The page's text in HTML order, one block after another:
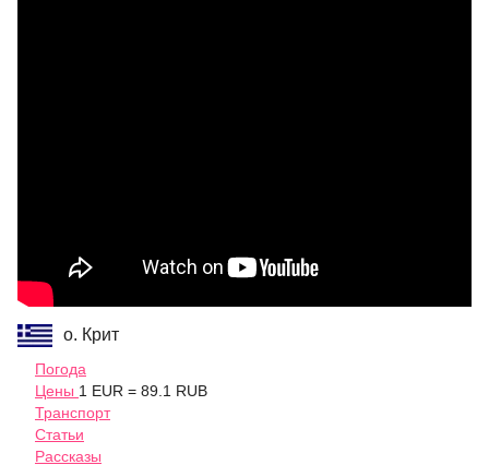
о. Крит
Погода
Цены 1 EUR = 89.1 RUB
Транспорт
Статьи
Рассказы